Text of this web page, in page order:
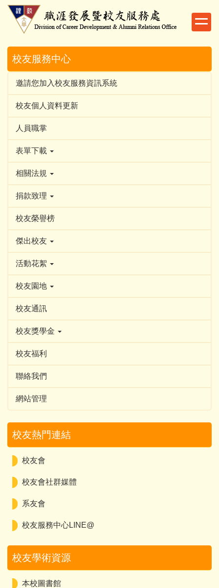
跳
校友服務中心
邀請您加入校友服務資訊系統
校友個人資料更新
人員職掌
表單下載
相關法規
捐款致理
校友榮譽榜
傑出校友
活動花絮
校友園地
校友通訊
校友獎學金
校友福利
聯絡我們
網站管理
校友熱門連結
校友會
校友會社群媒體
系友會
校友服務中心LINE@
校友學術資源
本校圖書館